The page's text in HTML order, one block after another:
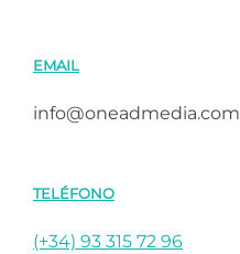
EMAIL
info@oneadmedia.com
TELÉFONO
(+34) 93 315 72 96